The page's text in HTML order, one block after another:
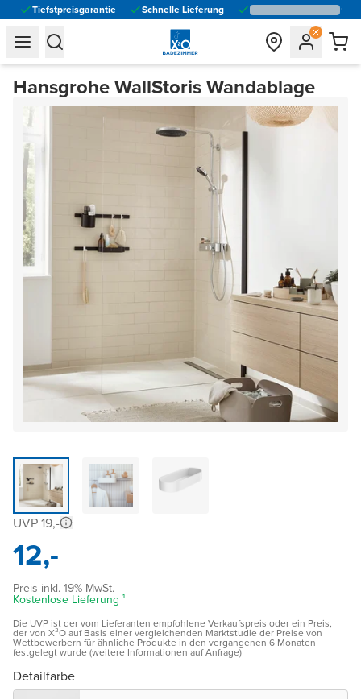
Tiefstpreisgarantie Schnelle Lieferung
general.navigation.toggle_menu.label
general.navigation.toggle_menu.label
Hansgrohe WallStoris Wandablage
UVP 19,-
12,-
Preis inkl. 19% MwSt.
Kostenlose Lieferung ¹
Die UVP ist der vom Lieferanten empfohlene Verkaufspreis oder ein Preis,
der von X²O auf Basis einer vergleichenden Marktstudie der Preise von
Wettbewerbern für ähnliche Produkte in den vergangenen 6 Monaten
festgelegt wurde (weitere Informationen auf Anfrage)
Detailfarbe